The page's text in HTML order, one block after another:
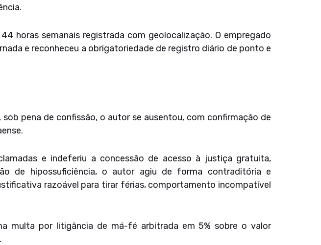
horas semanais registrada com geolocalização. O empregado
e reconheceu a obrigatoriedade de registro diário de ponto e
pena de confissão, o autor se ausentou, com confirmação de
e indeferiu a concessão de acesso à justiça gratuita,
de hipossuficiência, o autor agiu de forma contraditória e
razoável para tirar férias, comportamento incompatível
multa por litigância de má-fé arbitrada em 5% sobre o valor